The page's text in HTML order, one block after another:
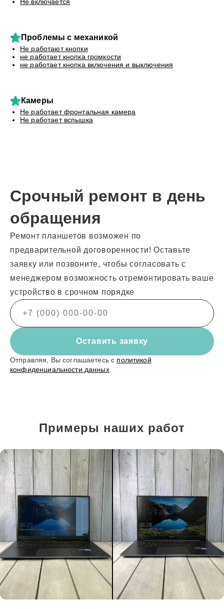
Проблемы с механикой
Не работают кнопки
не работает кнопка громкости
не работает кнопка включения и выключения
Камеры
Не работает фронтальная камера
Не работает вспышка
Срочный ремонт в день
обращения
Ремонт планшетов возможен по
предварительной договоренности! Оставьте
заявку или позвоните, чтобы согласовать с
менеджером возможность отремонтировать ваше
устройство в срочном порядке
Оставить заявку
Отправляя, Вы соглашаетесь с политикой
конфиденциальности данных
Примеры наших работ